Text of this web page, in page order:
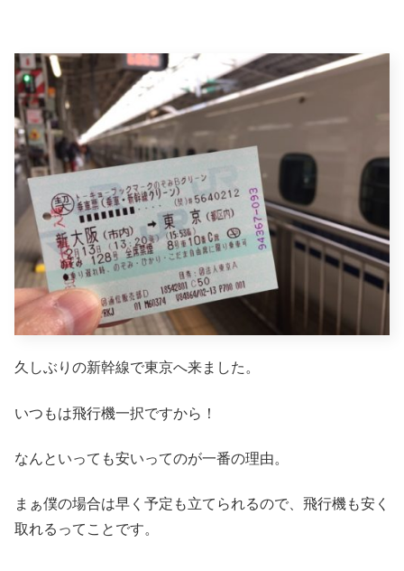
久しぶりの新幹線で東京へ来ました。
いつもは飛行機一択ですから！
なんといっても安いってのが一番の理由。
まぁ僕の場合は早く予定も立てられるので、飛行機も安く
取れるってことです。